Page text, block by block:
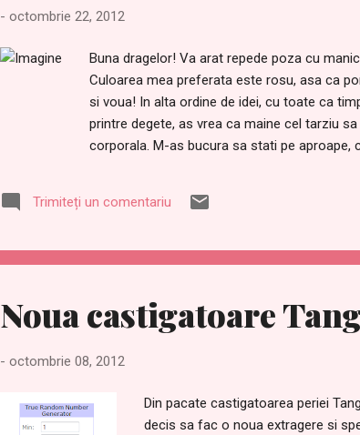
- octombrie 22, 2012
Buna dragelor! Va arat repede poza cu
Culoarea mea preferata este rosu, asa ca
si voua! In alta ordine de idei, cu toate ca
printre degete, as vrea ca maine cel tarziu
corporala. M-as bucura sa stati pe aproape,
Trimiteți un comentariu
Noua castigatoare
- octombrie 08, 2012
Din pacate castigatoarea periei
decis sa fac o noua extragere si